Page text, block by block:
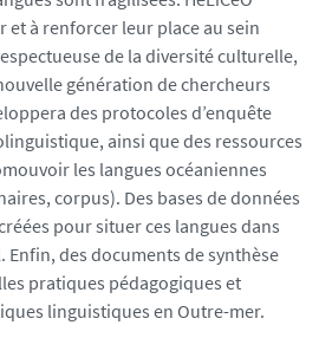
et à renforcer leur place au sein
de la diversité culturelle,
génération de chercheurs
des protocoles d’enquête
ainsi que des ressources
les langues océaniennes
corpus). Des bases de données
pour situer ces langues dans
Enfin, des documents de synthèse
pratiques pédagogiques et
linguistiques en Outre-mer.